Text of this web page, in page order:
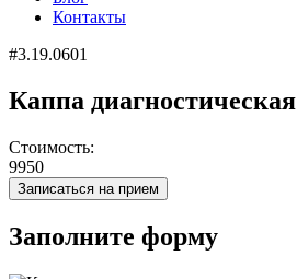
Контакты
#3.19.0601
Каппа диагностическая
Стоимость:
9950
Записаться на прием
Заполните форму